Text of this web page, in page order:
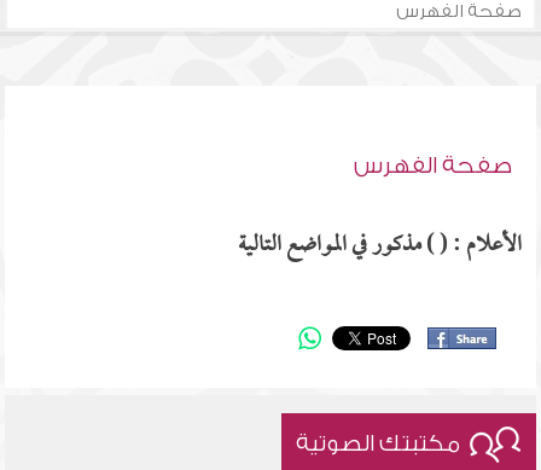
صفحة الفهرس
صفحة الفهرس
الأعلام : ( ) مذكور في المواضع التالية
مكتبتك الصوتية